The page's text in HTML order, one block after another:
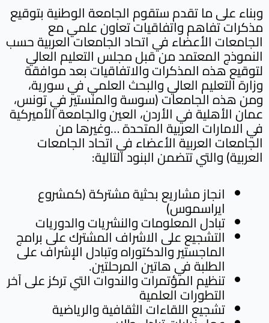
وبناء على ما تقدم ستقوم الجامعة الوطنية بتوقيع
مذكرات تفاهم واتفاقيات تعاون علمي مع
الجامعات الأعضاء في اتحاد الجامعات العربية حسب
النموذج المعتمد من قبل مجلس التعليم العالي
لتوقيع هذه المذكرات والاتفاقيات بعد موافقة
وزارة التعليم العالي والبحث العلمي في سورية،
ومن هذه الجامعات (سوسة والمنستير في تونس،
عمان الأهلية في الأردن، العين والجامعة الأميركية
في الامارات العربية المتحدة …وغيرها من
الجامعات العربية الأعضاء في اتحاد الجامعات
العربية) والتي تتضمن البنود التالية:
انجاز مشاريع بحثية مشتركة (كمشروع
ايراسموس)
تبادل المعلومات والنشريات والدوريات
التشجيع على الاشراف المشترك على برامج
الماجستير والدكتوراه وتبادل الإشراف على
الطلبة في هاتين المرحلتين.
تنظيم المؤتمرات والندوات التي تركز على آخر
التطورات العلمية
تشجيع اللقاءات الثقافية والرياضية